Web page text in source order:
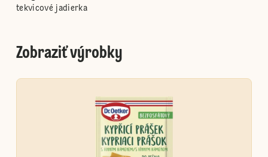
tekvicové jadierka
Zobraziť výrobky